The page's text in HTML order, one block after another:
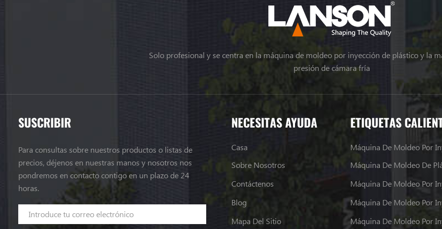
Solo profesional y se centra en la máquina de moldeo por inyección de plástico y la
presión de cámara fría
SUSCRIBIR
Para consultas sobre nuestros productos o listas de
precios, déjenos en nuestras manos y nosotros nos
pondremos en contacto contigo en un plazo de 24
horas.
NECESITAS AYUDA
Casa
Sobre Nosotros
Contáctenos
Blog
Mapa Del Sitio
ETIQUETAS
Máquina De Moldeo Por
Máquina De Moldeo De
Máquina De Moldeo Por
Máquina De Moldeo Por